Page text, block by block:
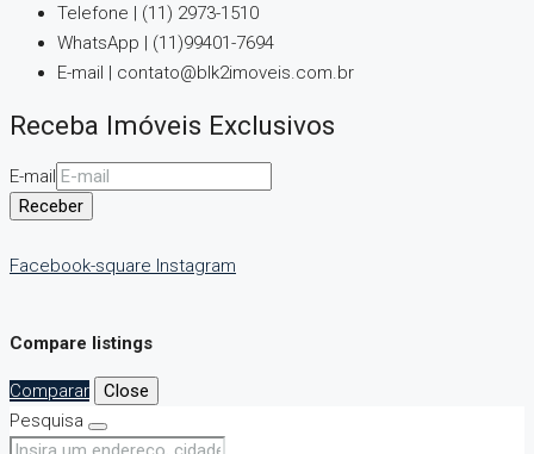
Telefone | (11) 2973-1510
WhatsApp | (11)99401-7694
E-mail | contato@blk2imoveis.com.br
Receba Imóveis Exclusivos
E-mail
Receber
Facebook-square Instagram
Compare listings
Comparar
Close
Pesquisa